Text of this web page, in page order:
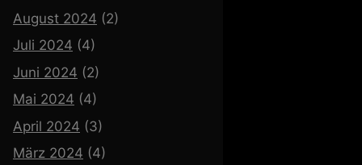
August 2024 (2)
Juli 2024 (4)
Juni 2024 (2)
Mai 2024 (4)
April 2024 (3)
März 2024 (4)